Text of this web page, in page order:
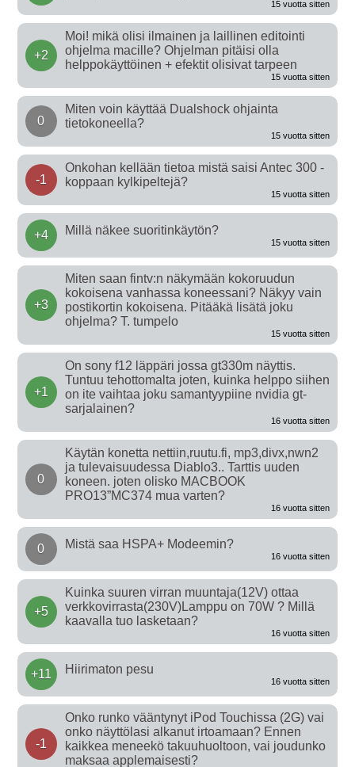
15 vuotta sitten
+2
Moi! mikä olisi ilmainen ja laillinen editointi
ohjelma macille? Ohjelman pitäisi olla
helppokäyttöinen + efektit olisivat tarpeen
15 vuotta sitten
0
Miten voin käyttää Dualshock ohjainta
tietokoneella?
15 vuotta sitten
-1
Onkohan kellään tietoa mistä saisi Antec 300 -
koppaan kylkipeltejä?
15 vuotta sitten
+4 Millä näkee suoritinkäytön?
15 vuotta sitten
+3
Miten saan fintv:n näkymään kokoruudun
kokoisena vanhassa koneessani? Näkyy vain
postikortin kokoisena. Pitääkä lisätä joku
ohjelma? T. tumpelo
15 vuotta sitten
+1
On sony f12 läppäri jossa gt330m näyttis.
Tuntuu tehottomalta joten, kuinka helppo siihen
on ite vaihtaa joku samantyypiine nvidia gt-
sarjalainen?
16 vuotta sitten
0
Käytän konetta nettiin,ruutu.fi, mp3,divx,nwn2
ja tulevaisuudessa Diablo3.. Tarttis uuden
koneen. joten olisko MACBOOK
PRO13”MC374 mua varten?
16 vuotta sitten
0 Mistä saa HSPA+ Modeemin?
16 vuotta sitten
+5
Kuinka suuren virran muuntaja(12V) ottaa
verkkovirrasta(230V)Lamppu on 70W ? Millä
kaavalla tuo lasketaan?
16 vuotta sitten
+11 Hiirimaton pesu
16 vuotta sitten
-1
Onko runko vääntynyt iPod Touchissa (2G) vai
onko näyttölasi alkanut irtoamaan? Ennen
kaikkea meneekö takuuhuoltoon, vai joudunko
maksaa applemaisesti?